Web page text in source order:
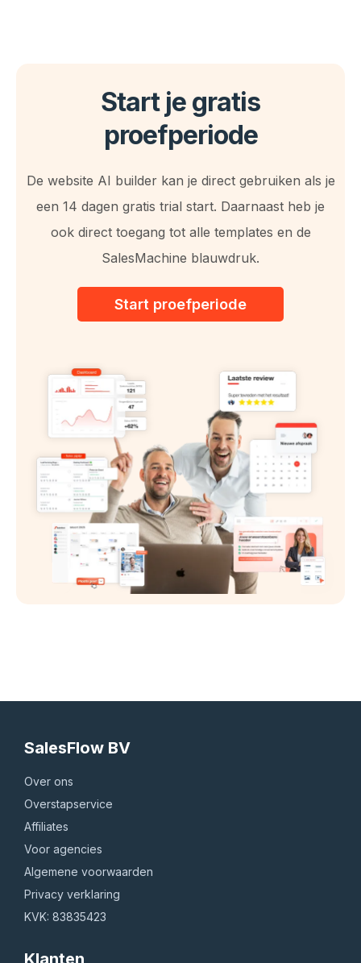
Start je gratis
proefperiode
De website AI builder kan je direct gebruiken als je
een 14 dagen gratis trial start. Daarnaast heb je
ook direct toegang tot alle templates en de
SalesMachine blauwdruk.
Start proefperiode
SalesFlow BV
Over ons
Overstapservice
Affiliates
Voor agencies
Algemene voorwaarden
Privacy verklaring
KVK: 83835423
Klanten